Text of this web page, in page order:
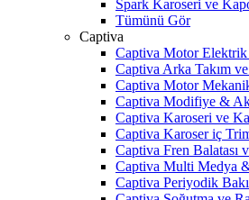
Spark Karoseri ve
Tümünü Gör
Captiva
Captiva Motor Elektrik
Captiva Arka Takım
Captiva Motor
Captiva Modifiye &
Captiva Karoseri ve
Captiva Karoser iç
Captiva Fren Balatası
Captiva Multi Medya
Captiva Periyodik